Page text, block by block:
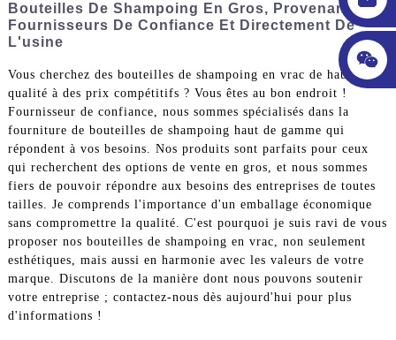
Bouteilles De Shampoing En Gros, Provenant De
Fournisseurs De Confiance Et Directement De
L'usine
Vous cherchez des bouteilles de shampoing en vrac de haute
qualité à des prix compétitifs ? Vous êtes au bon endroit !
Fournisseur de confiance, nous sommes spécialisés dans la
fourniture de bouteilles de shampoing haut de gamme qui
répondent à vos besoins. Nos produits sont parfaits pour ceux
qui recherchent des options de vente en gros, et nous sommes
fiers de pouvoir répondre aux besoins des entreprises de toutes
tailles. Je comprends l'importance d'un emballage économique
sans compromettre la qualité. C'est pourquoi je suis ravi de vous
proposer nos bouteilles de shampoing en vrac, non seulement
esthétiques, mais aussi en harmonie avec les valeurs de votre
marque. Discutons de la manière dont nous pouvons soutenir
votre entreprise ; contactez-nous dès aujourd'hui pour plus
d'informations !